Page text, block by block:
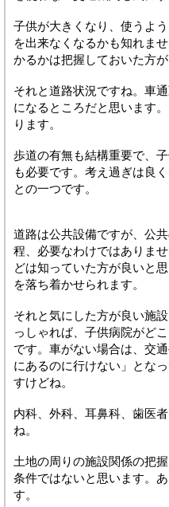
子供が大きくなり、使うよ
を出来なくなるかも知れま
かるかは把握しておいた方
それと道路状況ですね。車
になるところだと思います
ります。
歩道の有無も結構重要で、
も必要です。考え過ぎは良
との一つです。
道路は公共設備ですが、公
程、必要なわけではありま
どは知っていた方が良いと
を落ち着かせられます。
それと気にした方が良い施
っしゃれば、子供病院がど
です。車がない場合は、交
にあるのに行けない」とな
すけどね。
内科、外科、耳鼻科、歯医
ね。
土地の周りの施設関係の把
条件ではないと思います。
す。